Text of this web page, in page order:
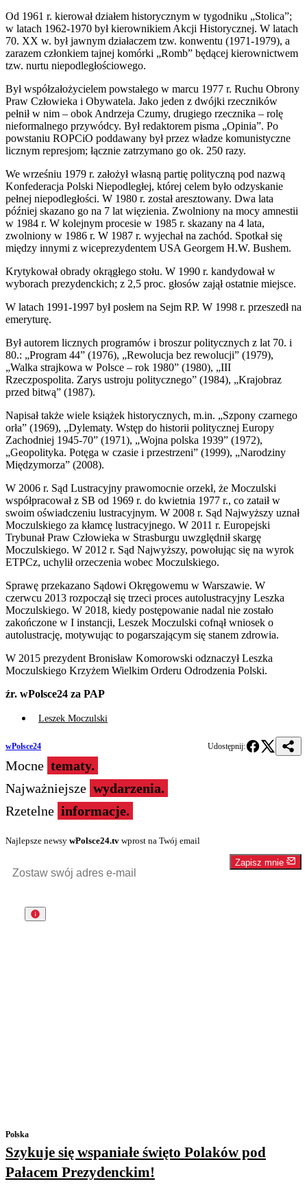
Od 1961 r. kierował działem historycznym w tygodniku „Stolica”;
w latach 1962-1970 był kierownikiem Akcji Historycznej. W latach
70. XX w. był jawnym działaczem tzw. konwentu (1971-1979), a
zarazem członkiem tajnej komórki „Romb” będącej kierownictwem
tzw. nurtu niepodległościowego.
Był współzałożycielem powstałego w marcu 1977 r. Ruchu Obrony
Praw Człowieka i Obywatela. Jako jeden z dwójki rzeczników
pełnił w nim – obok Andrzeja Czumy, drugiego rzecznika – rolę
nieformalnego przywódcy. Był redaktorem pisma „Opinia”. Po
powstaniu ROPCiO poddawany był przez władze komunistyczne
licznym represjom; łącznie zatrzymano go ok. 250 razy.
We wrześniu 1979 r. założył własną partię polityczną pod nazwą
Konfederacja Polski Niepodległej, której celem było odzyskanie
pełnej niepodległości. W 1980 r. został aresztowany. Dwa lata
później skazano go na 7 lat więzienia. Zwolniony na mocy amnestii
w 1984 r. W kolejnym procesie w 1985 r. skazany na 4 lata,
zwolniony w 1986 r. W 1987 r. wyjechał na zachód. Spotkał się
między innymi z wiceprezydentem USA Georgem H.W. Bushem.
Krytykował obrady okrągłego stołu. W 1990 r. kandydował w
wyborach prezydenckich; z 2,5 proc. głosów zajął ostatnie miejsce.
W latach 1991-1997 był posłem na Sejm RP. W 1998 r. przeszedł na
emeryturę.
Był autorem licznych programów i broszur politycznych z lat 70. i
80.: „Program 44” (1976), „Rewolucja bez rewolucji” (1979),
„Walka strajkowa w Polsce – rok 1980” (1980), „III
Rzeczpospolita. Zarys ustroju politycznego” (1984), „Krajobraz
przed bitwą” (1987).
Napisał także wiele książek historycznych, m.in. „Szpony czarnego
orła” (1969), „Dylematy. Wstęp do historii politycznej Europy
Zachodniej 1945-70” (1971), „Wojna polska 1939” (1972),
„Geopolityka. Potęga w czasie i przestrzeni” (1999), „Narodziny
Międzymorza” (2008).
W 2006 r. Sąd Lustracyjny prawomocnie orzekł, że Moczulski
współpracował z SB od 1969 r. do kwietnia 1977 r., co zataił w
swoim oświadczeniu lustracyjnym. W 2008 r. Sąd Najwyższy uznał
Moczulskiego za kłamcę lustracyjnego. W 2011 r. Europejski
Trybunał Praw Człowieka w Strasburgu uwzględnił skargę
Moczulskiego. W 2012 r. Sąd Najwyższy, powołując się na wyrok
ETPCz, uchylił orzeczenia wobec Moczulskiego.
Sprawę przekazano Sądowi Okręgowemu w Warszawie. W
czerwcu 2013 rozpoczął się trzeci proces autolustracyjny Leszka
Moczulskiego. W 2018, kiedy postępowanie nadal nie zostało
zakończone w I instancji, Leszek Moczulski cofnął wniosek o
autolustrację, motywując to pogarszającym się stanem zdrowia.
W 2015 prezydent Bronisław Komorowski odznaczył Leszka
Moczulskiego Krzyżem Wielkim Orderu Odrodzenia Polski.
źr. wPolsce24 za PAP
Leszek Moczulski
wPolsce24 Udostępnij:
Mocne tematy.
Najważniejsze wydarzenia.
Rzetelne informacje.
Najlepsze newsy wPolsce24.tv wprost na Twój email
Zapisz mnie
Polska
Szykuje się wspaniałe święto Polaków pod
Pałacem Prezydenckim!